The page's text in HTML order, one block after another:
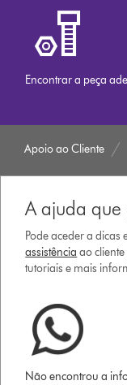
Encontrar a peça
Apoio ao Cliente
A ajuda que
Pode aceder a dicas
assistência ao
tutoriais e mais
Não encontrou a